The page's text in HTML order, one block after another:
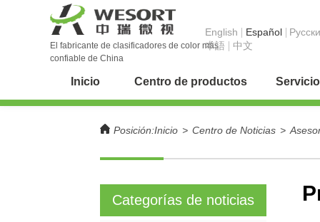
El fabricante de clasificadores de color más
confiable de China
English Español
本語
中文
Inicio Centro de productos
Posición:Inicio > Centro de Noticias >
Categorías de noticias